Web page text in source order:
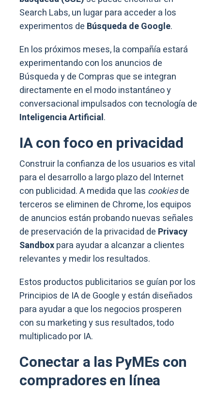
Search Labs, un lugar para acceder a los
experimentos de Búsqueda de Google.
En los próximos meses, la compañía estará
experimentando con los anuncios de
Búsqueda y de Compras que se integran
directamente en el modo instantáneo y
conversacional impulsados con tecnología de
Inteligencia Artificial.
IA con foco en privacidad
Construir la confianza de los usuarios es vital
para el desarrollo a largo plazo del Internet
con publicidad. A medida que las cookiesde
terceros se eliminen de Chrome, los equipos
de anuncios están probando nuevas señales
de preservación de la privacidad de Privacy
Sandboxpara ayudar a alcanzar a clientes
relevantes y medir los resultados.
Estos productos publicitarios se guían por los
Principios de IA de Google y están diseñados
para ayudar a que los negocios prosperen
con su marketing y sus resultados, todo
multiplicado por IA.
Conectar a las PyMEs con
compradores en línea